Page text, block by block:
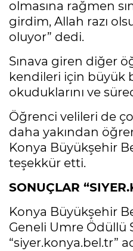
olmasına rağmen
girdim, Allah razı
oluyor” dedi.
Sınava giren diğer
kendileri için büyük
okuduklarını ve
Öğrenci velileri de
daha yakından
Konya Büyükşehir
teşekkür etti.
SONUÇLAR
Konya Büyükşehir
Geneli Umre Ödüllü
“siyer.konya.bel.tr”